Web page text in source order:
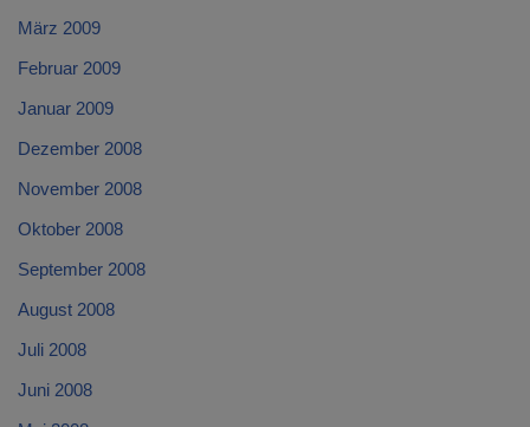
März 2009
Februar 2009
Januar 2009
Dezember 2008
November 2008
Oktober 2008
September 2008
August 2008
Juli 2008
Juni 2008